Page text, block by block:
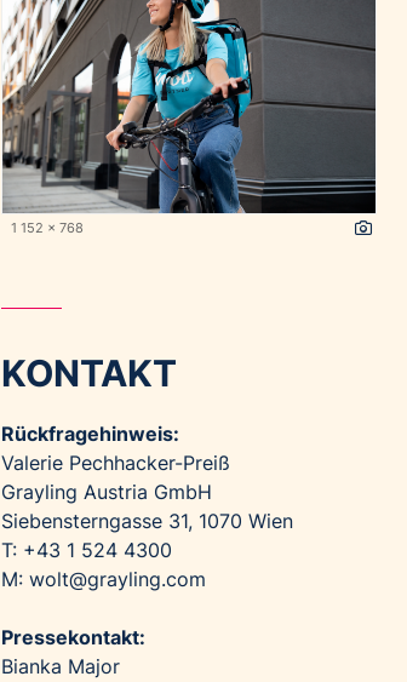
1 152 x 768
KONTAKT
Rückfragehinweis:
Valerie Pechhacker-Preiß
Grayling Austria GmbH
Siebensterngasse 31, 1070 Wien
T: +43 1 524 4300
M:wolt@grayling.com
Pressekontakt:
Bianka Major